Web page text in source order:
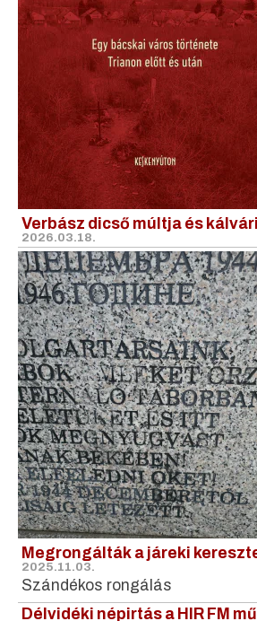
Verbász dicső múltja és
2026.03.18.
Megrongálták a járeki
2025.11.03.
Szándékos rongálás
Délvidéki népirtás a HIR FM